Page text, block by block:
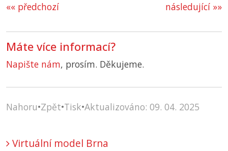
«« předchozí následující »»
Máte více informací?
Napište nám, prosím. Děkujeme.
Nahoru•Zpět•Tisk•Aktualizováno: 09. 04. 2025
Virtuální model Brna